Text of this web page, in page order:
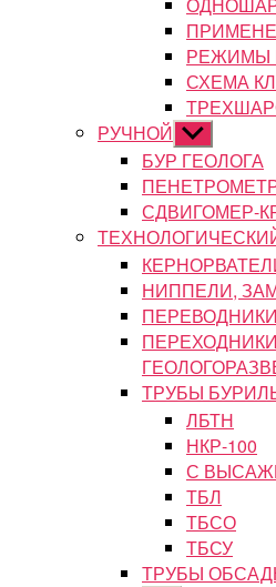
РЕЖИМЫ
СХЕМА
РУЧНОЙ Показывать
подменю
БУР ГЕОЛОГА
СДВИГОМЕР-
НИППЕЛИ,
ПЕРЕВОДНИКИ
ПЕРЕХОДНИКИ
ТРУБЫ
ЛБТН
НКР-100
С
ТБЛ
ТБСО
ТБСУ
ТРУБЫ